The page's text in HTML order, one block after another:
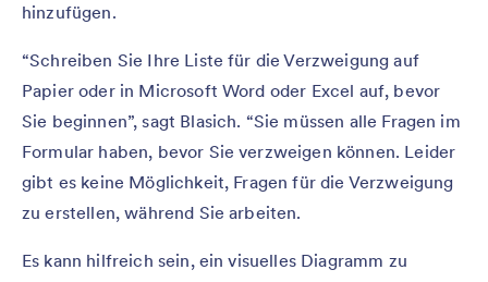
hinzufügen.
“Schreiben Sie Ihre Liste für die Verzweigung auf
Papier oder in Microsoft Word oder Excel auf, bevor
Sie beginnen”, sagt Blasich. “Sie müssen alle Fragen im
Formular haben, bevor Sie verzweigen können. Leider
gibt es keine Möglichkeit, Fragen für die Verzweigung
zu erstellen, während Sie arbeiten.
Es kann hilfreich sein, ein visuelles Diagramm zu